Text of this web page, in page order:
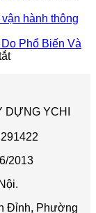
ICT
Đặt
Sảnh
Lexus
Thăng
hành thông
Phổ Biến Và
ở
Không
Đóng
Kín:
5
Lý
Do
Phổ
Và
DỰNG YCHI
2013
Đỉnh, Phường